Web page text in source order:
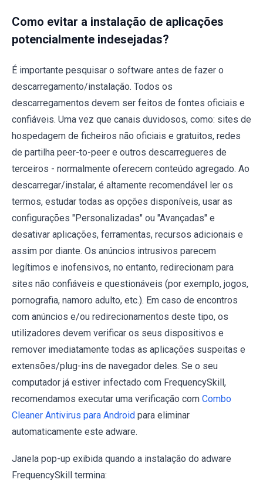
Como evitar a instalação de aplicações
potencialmente indesejadas?
É importante pesquisar o software antes de fazer o
descarregamento/instalação. Todos os
descarregamentos devem ser feitos de fontes oficiais e
confiáveis. Uma vez que canais duvidosos, como: sites de
hospedagem de ficheiros não oficiais e gratuitos, redes
de partilha peer-to-peer e outros descarregueres de
terceiros - normalmente oferecem conteúdo agregado. Ao
descarregar/instalar, é altamente recomendável ler os
termos, estudar todas as opções disponíveis, usar as
configurações "Personalizadas" ou "Avançadas" e
desativar aplicações, ferramentas, recursos adicionais e
assim por diante. Os anúncios intrusivos parecem
legítimos e inofensivos, no entanto, redirecionam para
sites não confiáveis e questionáveis (por exemplo, jogos,
pornografia, namoro adulto, etc.). Em caso de encontros
com anúncios e/ou redirecionamentos deste tipo, os
utilizadores devem verificar os seus dispositivos e
remover imediatamente todas as aplicações suspeitas e
extensões/plug-ins de navegador deles. Se o seu
computador já estiver infectado com FrequencySkill,
recomendamos executar uma verificação com Combo
Cleaner Antivirus para Android para eliminar
automaticamente este adware.
Janela pop-up exibida quando a instalação do adware
FrequencySkill termina: